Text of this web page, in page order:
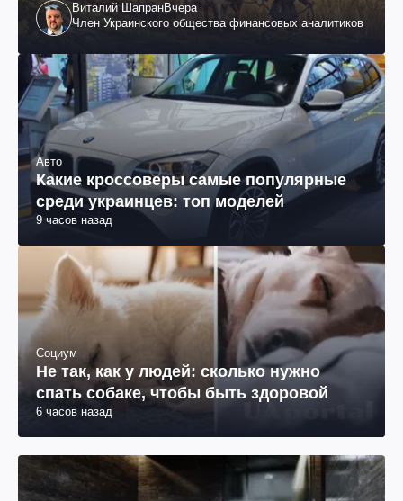
Виталий ШапранВчера
Член Украинского общества финансовых аналитиков
Авто
Какие кроссоверы самые популярные
среди украинцев: топ моделей
9 часов назад
Социум
Не так, как у людей: сколько нужно
спать собаке, чтобы быть здоровой
6 часов назад